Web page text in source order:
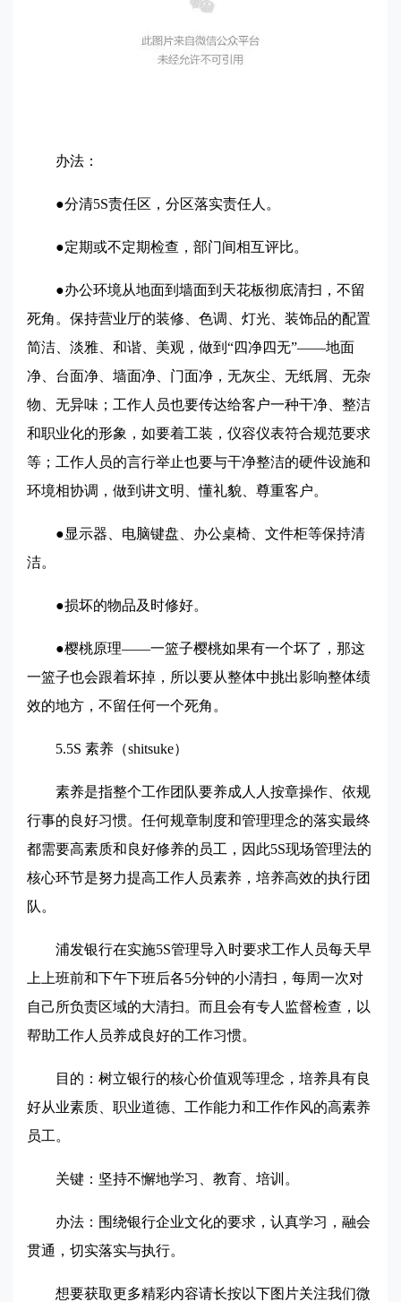
办法：
●分清5S责任区，分区落实责任人。
●定期或不定期检查，部门间相互评比。
●办公环境从地面到墙面到天花板彻底清扫，不留
死角。保持营业厅的装修、色调、灯光、装饰品的配置
简洁、淡雅、和谐、美观，做到“四净四无”——地面
净、台面净、墙面净、门面净，无灰尘、无纸屑、无杂
物、无异味；工作人员也要传达给客户一种干净、整洁
和职业化的形象，如要着工装，仪容仪表符合规范要求
等；工作人员的言行举止也要与干净整洁的硬件设施和
环境相协调，做到讲文明、懂礼貌、尊重客户。
●显示器、电脑键盘、办公桌椅、文件柜等保持清
洁。
●损坏的物品及时修好。
●樱桃原理——一篮子樱桃如果有一个坏了，那这
一篮子也会跟着坏掉，所以要从整体中挑出影响整体绩
效的地方，不留任何一个死角。
5.5S 素养（shitsuke）
素养是指整个工作团队要养成人人按章操作、依规
行事的良好习惯。任何规章制度和管理理念的落实最终
都需要高素质和良好修养的员工，因此5S现场管理法的
核心环节是努力提高工作人员素养，培养高效的执行团
队。
浦发银行在实施5S管理导入时要求工作人员每天早
上上班前和下午下班后各5分钟的小清扫，每周一次对
自己所负责区域的大清扫。而且会有专人监督检查，以
帮助工作人员养成良好的工作习惯。
目的：树立银行的核心价值观等理念，培养具有良
好从业素质、职业道德、工作能力和工作作风的高素养
员工。
关键：坚持不懈地学习、教育、培训。
办法：围绕银行企业文化的要求，认真学习，融会
贯通，切实落实与执行。
想要获取更多精彩内容请长按以下图片关注我们微